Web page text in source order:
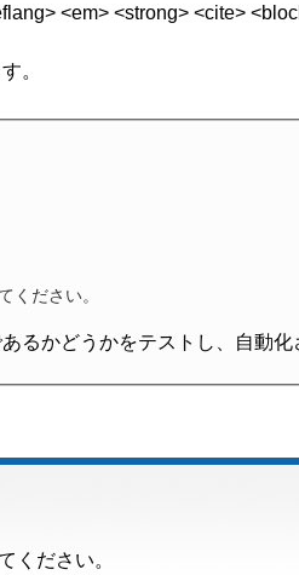
<em> <strong> <cite>
。
ください。
るかどうかをテストし、自動
ください。